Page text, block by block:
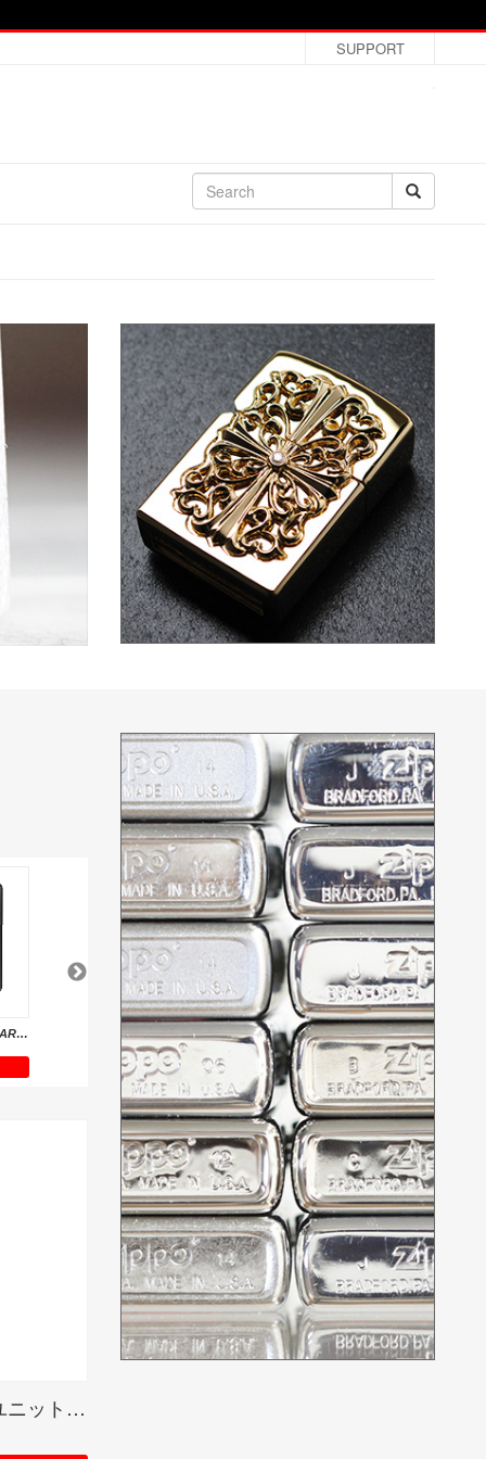
SUPPORT
Antique Floral(D)/ARMOR ZIPPO
US MODEL / アイアンストーン
DETAIL
CUSTOM LINE / カスタムライン
55,000円
DETAIL
9,460円
DETAIL
ガスライターインサイドユニット/シングルトーチ(ガスなし)